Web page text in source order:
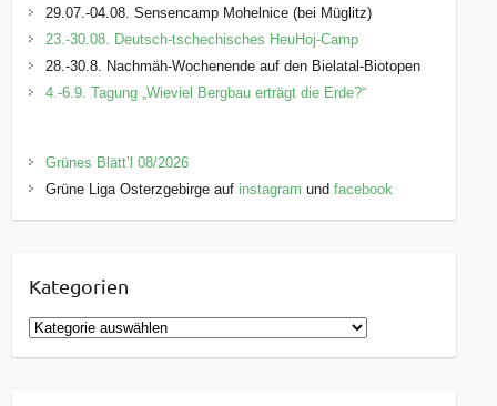
29.07.-04.08. Sensencamp Mohelnice (bei Müglitz)
23.-30.08. Deutsch-tschechisches HeuHoj-Camp
28.-30.8. Nachmäh-Wochenende auf den Bielatal-Biotopen
4.-6.9. Tagung „Wieviel Bergbau erträgt die Erde?“
Grünes Blätt’l 08/2026
Grüne Liga Osterzgebirge auf instagram undfacebook
Kategorien
K
a